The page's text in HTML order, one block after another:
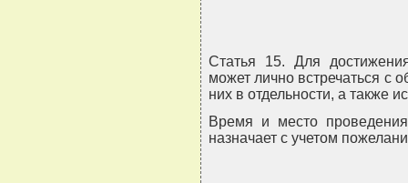
Статья 15. Для
может лично встречаться с
них в отдельности, а также
Время и место проведения
назначает с учетом